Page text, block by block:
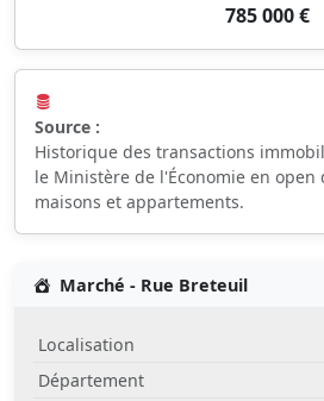
785 000 €
Source :
Historique des transactions
le Ministère de l'Économie en open
maisons et appartements.
Marché - Rue Breteuil
Localisation
Département